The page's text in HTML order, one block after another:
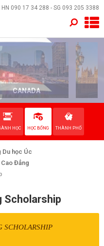
HN 090 17 34 288 - SG 093 205 3388
CANADA
HỌC HỌC BỔNG THÀNH PHỐ
Du học Úc
Đẳng
Scholarship
SCHOLARSHIP
×